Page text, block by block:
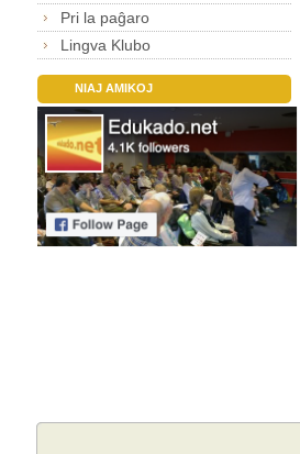
Pri la paĝaro
Lingva Klubo
NIAJ AMIKOJ